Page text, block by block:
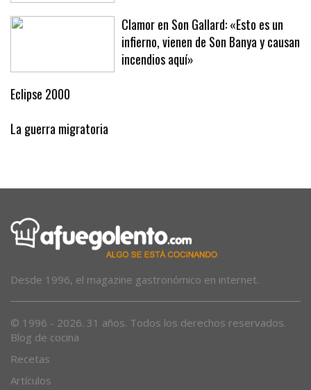
Clamor en Son Gallard: «Esto es un
infierno, vienen de Son Banya y causan
incendios aquí»
Eclipse 2000
La guerra migratoria
Desde 1996, el magazine gastronómico en internet.
© 1996 - 2026. 31 años. Todos los derechos reservados.
Blog de cocina
Recetas
Artículos